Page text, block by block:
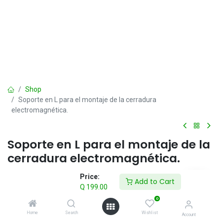
Price:
Q 199.00
Add to Cart
Home Search
0
Wishlist Account
Shop
Soporte en L para el montaje de la cerradura
electromagnética.
Soporte en L para el montaje de la
cerradura electromagnética.
IVA incluido
Add to Cart